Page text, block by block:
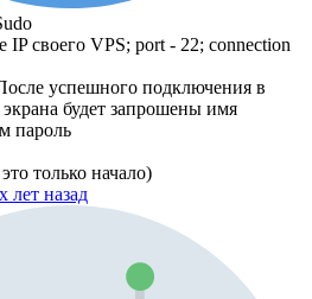
IP своего VPS; port - 22; connection
успешного подключения в
будет запрошены имя
пароль
только начало)
лет назад